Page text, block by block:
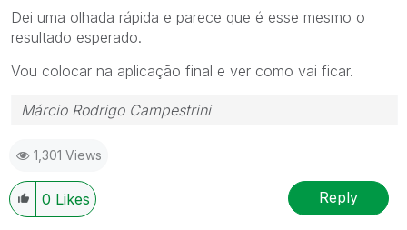
Dei uma olhada rápida e parece que é esse mesmo o
resultado esperado.
Vou colocar na aplicação final e ver como vai ficar.
Márcio Rodrigo Campestrini
1,301 Views
0 Likes Reply